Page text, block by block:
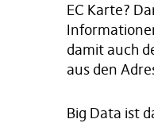
EC Karte?
damit auch
aus den
Big Data ist